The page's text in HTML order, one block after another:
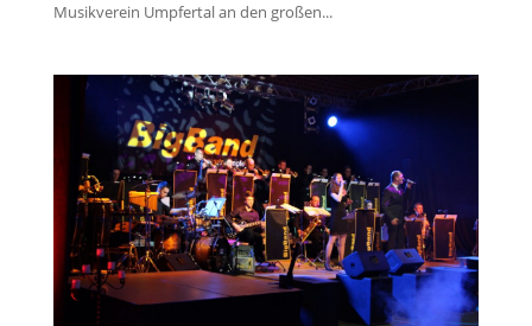
Musikverein Umpfertal an den großen...